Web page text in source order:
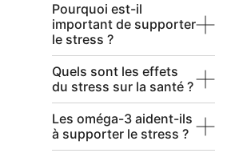
Pourquoi est-il
important de supporter
le stress ?
Quels sont les effets
du stress sur la santé ?
Les oméga-3 aident-ils
à supporter le stress ?